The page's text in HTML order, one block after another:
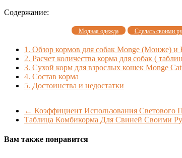
Содержание:
Модная одежда Сделать своими
1. Обзор кормов для собак Monge (Монже) и
2. Расчет количества корма для собак (
3. Сухой корм для взрослых кошек Monge
4. Состав корма
5. Достоинства и недостатки
← Коэффициент Использования Светового
Таблица Комбикорма Для Свиней Своими
Вам также понравится